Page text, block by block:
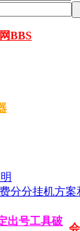
BBS
分分挂机方案
出号工具破